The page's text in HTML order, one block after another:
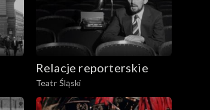
Relacje reporterskie
Teatr Śląski